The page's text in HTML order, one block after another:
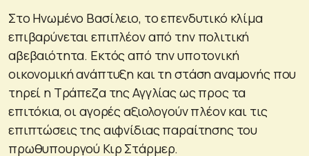
Στο Ηνωμένο Βασίλειο, το επενδυτικό κλίμα
επιβαρύνεται επιπλέον από την πολιτική
αβεβαιότητα. Εκτός από την υποτονική
οικονομική ανάπτυξη και τη στάση αναμονής που
τηρεί η Τράπεζα της Αγγλίας ως προς τα
επιτόκια, οι αγορές αξιολογούν πλέον και τις
επιπτώσεις της αιφνίδιας παραίτησης του
πρωθυπουργού Κιρ Στάρμερ.